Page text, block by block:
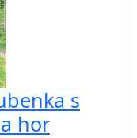
s
hor